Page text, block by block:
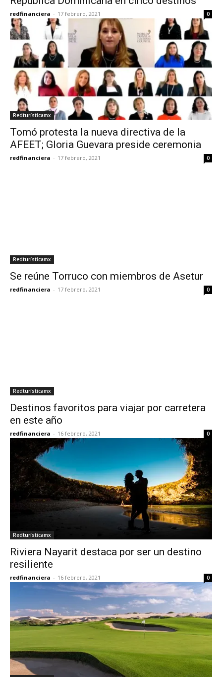
redfinanciera - 17 febrero, 2021 0
Redturísticamx
Tomó protesta la nueva directiva de la
AFEET; Gloria Guevara preside ceremonia
redfinanciera - 17 febrero, 2021 0
Redturísticamx
Se reúne Torruco con miembros de Asetur
redfinanciera - 17 febrero, 2021 0
Redturísticamx
Destinos favoritos para viajar por carretera
en este año
redfinanciera - 16 febrero, 2021 0
Redturísticamx
Riviera Nayarit destaca por ser un destino
resiliente
redfinanciera - 16 febrero, 2021 0